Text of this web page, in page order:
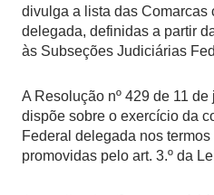
divulga a lista das Comarcas
delegada, definidas a partir
às Subseções Judiciárias
A Resolução nº 429 de 11
dispõe sobre o exercício da
Federal delegada nos
promovidas pelo art. 3.º da